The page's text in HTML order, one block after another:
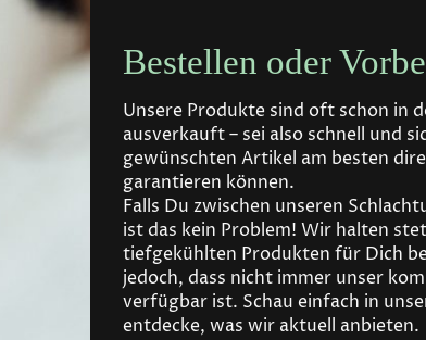
Bestellen oder
Unsere Produkte sind oft schon in
ausverkauft – sei also schnell und
gewünschten Artikel am besten
garantieren können.
Falls Du zwischen unseren
ist das kein Problem! Wir halten
tiefgekühlten Produkten für Dich
jedoch, dass nicht immer unser
verfügbar ist. Schau einfach in
entdecke, was wir aktuell anbieten.